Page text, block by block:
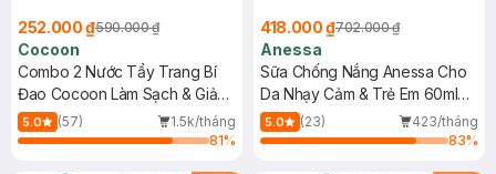
252.000 ₫590.000 ₫
Cocoon
Combo 2 Nước Tẩy Trang Bí
Đao Cocoon Làm Sạch & Giảm
Dầu 500ml
5.0 (57)
1.5k/tháng
81%
418.000 ₫702.000 ₫
Anessa
Sữa Chống Nắng Anessa Cho
Da Nhạy Cảm & Trẻ Em 60ml
(Mới)
5.0 (23)
423/tháng
83%